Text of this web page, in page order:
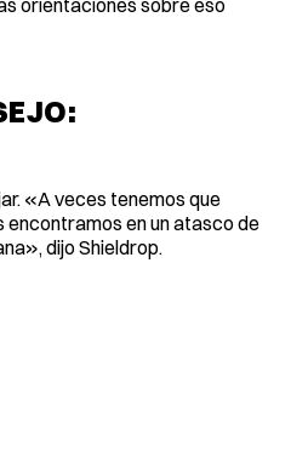
orientaciones sobre eso
«A veces tenemos que
encontramos en un atasco de
dijo Shieldrop.